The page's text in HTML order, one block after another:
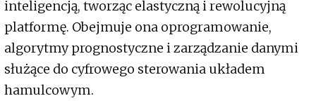
inteligencją, tworząc elastyczną i rewolucyjną
platformę. Obejmuje ona oprogramowanie,
algorytmy prognostyczne i zarządzanie danymi
służące do cyfrowego sterowania układem
hamulcowym.